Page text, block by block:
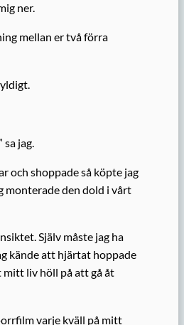
ner.
mellan er två förra
sa jag.
och shoppade så köpte jag
monterade den dold i vårt
Själv måste jag ha
kände att hjärtat hoppade
mitt liv höll på att gå åt
varje kväll på mitt